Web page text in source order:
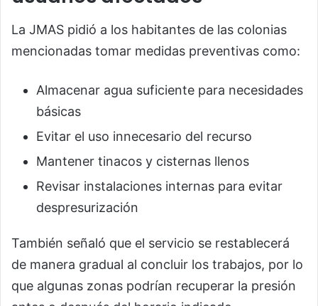
La JMAS pidió a los habitantes de las colonias
mencionadas tomar medidas preventivas como:
Almacenar agua suficiente para necesidades
básicas
Evitar el uso innecesario del recurso
Mantener tinacos y cisternas llenos
Revisar instalaciones internas para evitar
despresurización
También señaló que el servicio se restablecerá
de manera gradual al concluir los trabajos, por lo
que algunas zonas podrían recuperar la presión